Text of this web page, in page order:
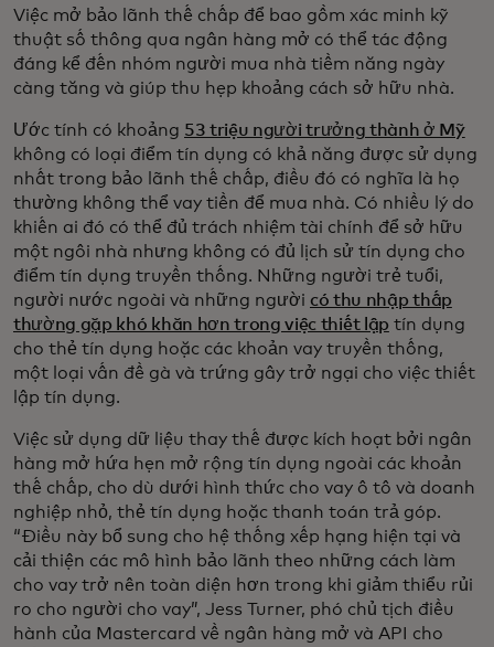
Việc mở bảo lãnh thế chấp để bao gồm xác minh kỹ
thuật số thông qua ngân hàng mở có thể tác động
đáng kể đến nhóm người mua nhà tiềm năng ngày
càng tăng và giúp thu hẹp khoảng cách sở hữu nhà.
Ước tính có khoảng 53 triệu người trưởng thành ở Mỹ
không có loại điểm tín dụng có khả năng được sử dụng
nhất trong bảo lãnh thế chấp, điều đó có nghĩa là họ
thường không thể vay tiền để mua nhà. Có nhiều lý do
khiến ai đó có thể đủ trách nhiệm tài chính để sở hữu
một ngôi nhà nhưng không có đủ lịch sử tín dụng cho
điểm tín dụng truyền thống. Những người trẻ tuổi,
người nước ngoài và những người có thu nhập thấp
thường gặp khó khăn hơn trong việc thiết lập tín dụng
cho thẻ tín dụng hoặc các khoản vay truyền thống,
một loại vấn đề gà và trứng gây trở ngại cho việc thiết
lập tín dụng.
Việc sử dụng dữ liệu thay thế được kích hoạt bởi ngân
hàng mở hứa hẹn mở rộng tín dụng ngoài các khoản
thế chấp, cho dù dưới hình thức cho vay ô tô và doanh
nghiệp nhỏ, thẻ tín dụng hoặc thanh toán trả góp.
“Điều này bổ sung cho hệ thống xếp hạng hiện tại và
cải thiện các mô hình bảo lãnh theo những cách làm
cho vay trở nên toàn diện hơn trong khi giảm thiểu rủi
ro cho người cho vay”, Jess Turner, phó chủ tịch điều
hành của Mastercard về ngân hàng mở và API cho